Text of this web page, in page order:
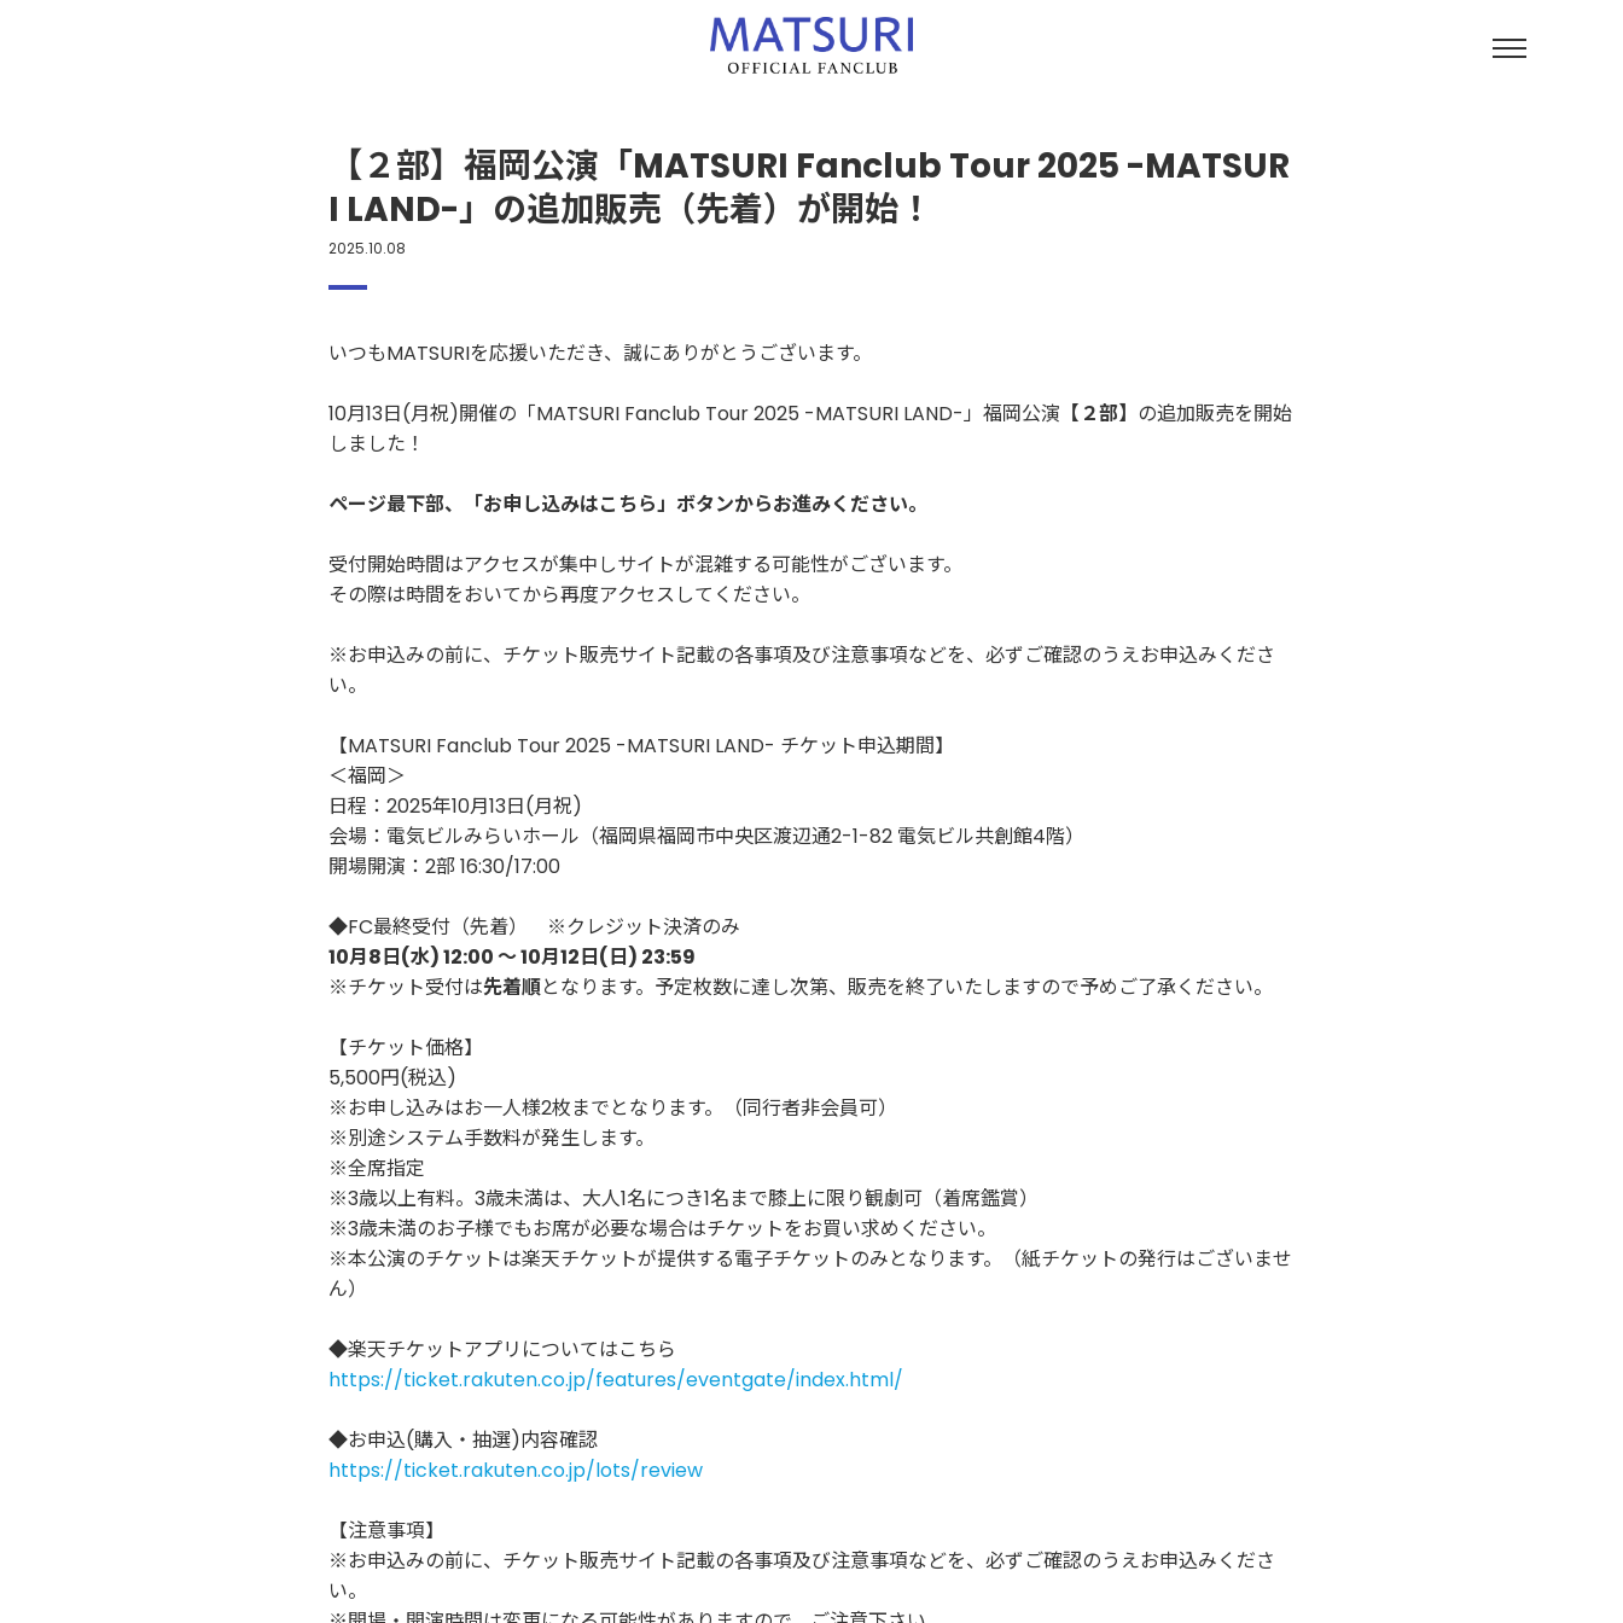
【２部】福岡公演「MATSURI Fanclub Tour 2025 -MATSUR
I LAND-」の追加販売（先着）が開始！
2025.10.08
いつもMATSURIを応援いただき、誠にありがとうございます。
10月13日(月祝)開催の「MATSURI Fanclub Tour 2025 -MATSURI LAND-」福岡公演 【２部】 の追加販売を開始
しました！
ページ最下部、「お申し込みはこちら」ボタンからお進みください。
受付開始時間はアクセスが集中しサイトが混雑する可能性がございます。
その際は時間をおいてから再度アクセスしてください。
※お申込みの前に、チケット販売サイト記載の各事項及び注意事項などを、必ずご確認のうえお申込みくださ
い。
【MATSURI Fanclub Tour 2025 -MATSURI LAND- チケット申込期間】
＜福岡＞
日程：2025年10月13日(月祝)
会場：電気ビルみらいホール（福岡県福岡市中央区渡辺通2-1-82 電気ビル共創館4階）
開場開演：2部 16:30/17:00
◆FC最終受付（先着）　※クレジット決済のみ
10月8日(水) 12:00 〜 10月12日(日) 23:59
※チケット受付は先着順となります。予定枚数に達し次第、販売を終了いたしますので予めご了承ください。
【チケット価格】
5,500円(税込)
※お申し込みはお一人様2枚までとなります。（同行者非会員可）
※別途システム手数料が発生します。
※全席指定
※3歳以上有料。3歳未満は、大人1名につき1名まで膝上に限り観劇可（着席鑑賞）
※3歳未満のお子様でもお席が必要な場合はチケットをお買い求めください。
※本公演のチケットは楽天チケットが提供する電子チケットのみとなります。（紙チケットの発行はございませ
ん）
◆楽天チケットアプリについてはこちら
https://ticket.rakuten.co.jp/features/eventgate/index.html/
◆お申込(購入・抽選)内容確認
https://ticket.rakuten.co.jp/lots/review
【注意事項】
※お申込みの前に、チケット販売サイト記載の各事項及び注意事項などを、必ずご確認のうえお申込みくださ
い。